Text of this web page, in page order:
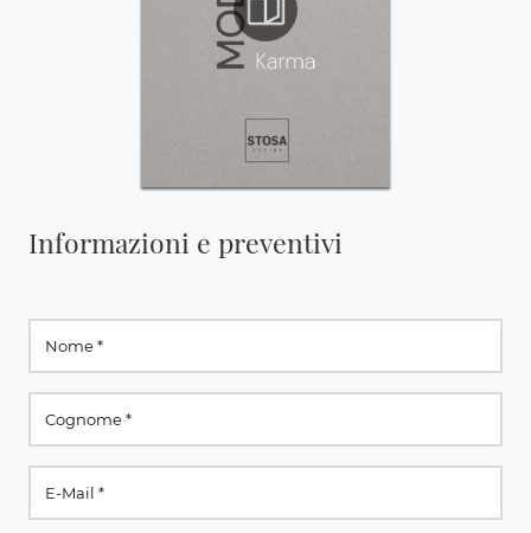
Informazioni e preventivi